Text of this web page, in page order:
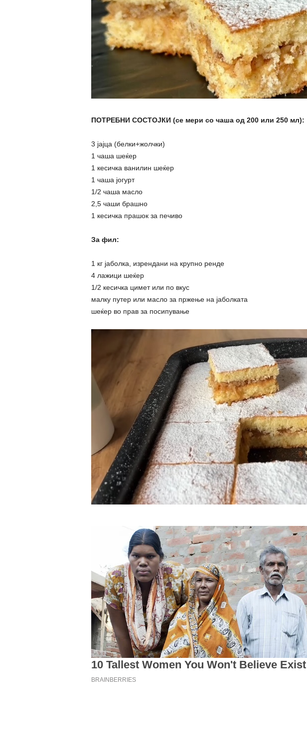
ПОТРЕБНИ СОСТОЈКИ (се мери со чаша од 200 или 250 мл):
3 јајца (белки+жолчки)
1 чаша шеќер
1 кесичка ванилин шеќер
1 чаша јогурт
1/2 чаша масло
2,5 чаши брашно
1 кесичка прашок за печиво
За фил:
1 кг јаболка, изрендани на крупно ренде
4 лажици шеќер
1/2 кесичка цимет или по вкус
малку путер или масло за пржење на јаболката
шеќер во прав за посипување